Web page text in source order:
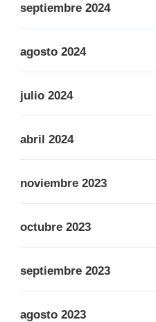
septiembre 2024
agosto 2024
julio 2024
abril 2024
noviembre 2023
octubre 2023
septiembre 2023
agosto 2023